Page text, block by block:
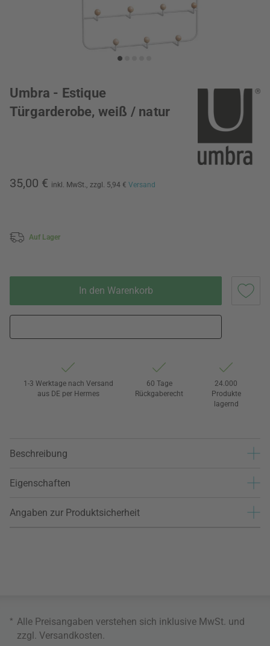
Umbra - Estique
Türgarderobe, weiß / natur
35,00 € inkl. MwSt., zzgl. 5,94 € Versand
Auf Lager
In den Warenkorb
1-3 Werktage nach Versand
aus DE per Hermes
60 Tage
Rückgaberecht
24.000
Produkte
lagernd
Beschreibung
Eigenschaften
Angaben zur Produktsicherheit
* Alle Preisangaben verstehen sich inklusive MwSt. und
zzgl. Versandkosten.